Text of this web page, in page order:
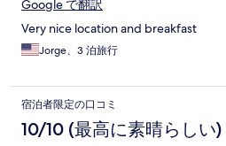
Google で翻訳
Very nice location and breakfast
Jorge、3 泊旅行
宿泊者限定の口コミ
10/10 (最高に素晴らしい)